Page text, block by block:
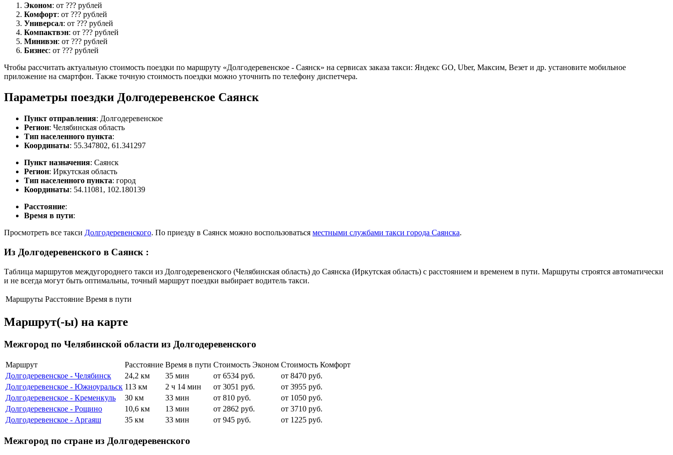
Эконом: от ??? рублей
Комфорт: от ??? рублей
Универсал: от ??? рублей
Компактвэн: от ??? рублей
Минивэн: от ??? рублей
Бизнес: от ??? рублей
Чтобы рассчитать актуальную стоимость поездки по маршруту «Долгодеревенское - Саянск» на сервисах заказа такси: Яндекс GO, Uber, Максим, Везет и др. установите мобильное
приложение на смартфон. Также точную стоимость поездки можно уточнить по телефону диспетчера.
Параметры поездки Долгодеревенское Саянск
Пункт отправления: Долгодеревенское
Регион: Челябинская область
Тип населенного пункта:
Координаты: 55.347802, 61.341297
Пункт назначения: Саянск
Регион: Иркутская область
Тип населенного пункта: город
Координаты: 54.11081, 102.180139
Расстояние:
Время в пути:
Просмотреть все такси Долгодеревенского. По приезду в Саянск можно воспользоваться местными службами такси города Саянска.
Из Долгодеревенского в Саянск :
Таблица маршрутов междугороднего такси из Долгодеревенского (Челябинская область) до Саянска (Иркутская область) с расстоянием и временем в пути. Маршруты строятся автоматически
и не всегда могут быть оптимальны, точный маршрут поездки выбирает водитель такси.
Маршруты Расстояние Время в пути
Маршрут(-ы) на карте
Межгород по Челябинской области из Долгодеревенского
Маршрут Расстояние Время в пути Стоимость Эконом Стоимость Комфорт
Долгодеревенское - Челябинск
24,2 км 35 мин от 6534 руб.
от 8470 руб.
Долгодеревенское - Южноуральск 113 км 2 ч 14 мин от 3051 руб.
от 3955 руб.
Долгодеревенское - Кременкуль
30 км 33 мин от 810 руб.
от 1050 руб.
Долгодеревенское - Рощино
10,6 км 13 мин от 2862 руб.
от 3710 руб.
Долгодеревенское - Аргаяш
35 км 33 мин от 945 руб. от 1225 руб.
Межгород по стране из Долгодеревенского